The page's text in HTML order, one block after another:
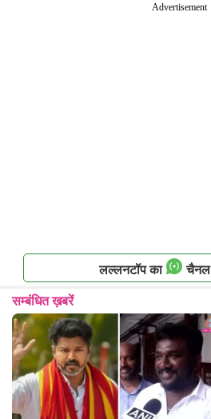
Advertisement
लल्लनटॉप का चैनल
सम्बंधित ख़बरें